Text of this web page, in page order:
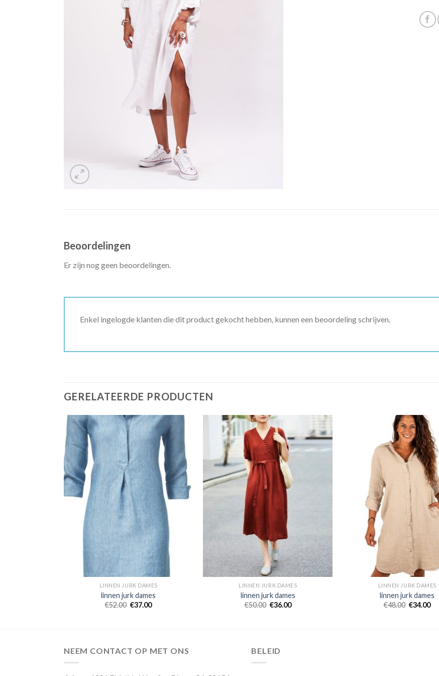
Beoordelingen
Er zijn nog geen beoordelingen.
Enkel ingelogde klanten die dit product gekocht hebben, kunnen een beoordeling schrijven.
GERELATEERDE PRODUCTEN
LINNEN JURK DAMES
linnen jurk dames
€52.00 €37.00
LINNEN JURK DAMES
linnen jurk dames
€50.00 €36.00
LINNEN JURK DAMES
linnen jurk dames
€48.00 €34.00
NEEM CONTACT OP MET ONS BELEID